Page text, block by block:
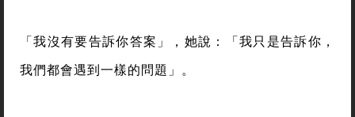
「我沒有要告訴你答案」，她說：「我只是告訴你，
我們都會遇到一樣的問題」。